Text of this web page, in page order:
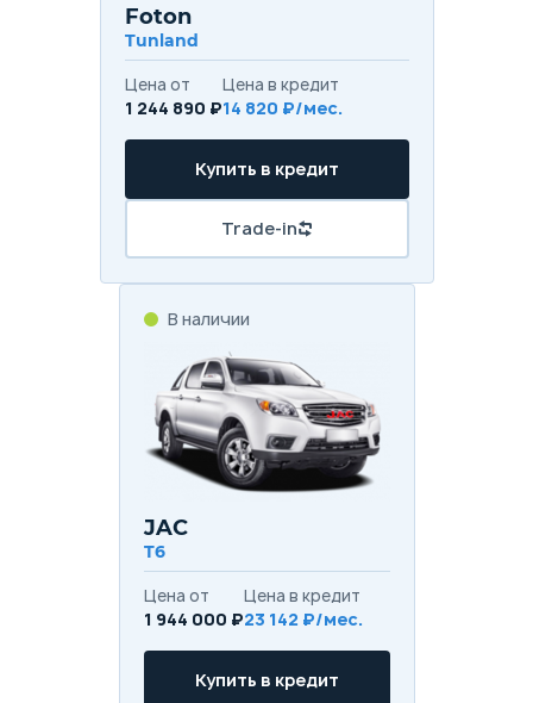
Foton
Tunland
Цена от
1 244 890 ₽
Цена в кредит
14 820 ₽/мес.
Купить в кредит
Trade-in
В наличии
JAC
T6
Цена от
1 944 000 ₽
Цена в кредит
23 142 ₽/мес.
Купить в кредит